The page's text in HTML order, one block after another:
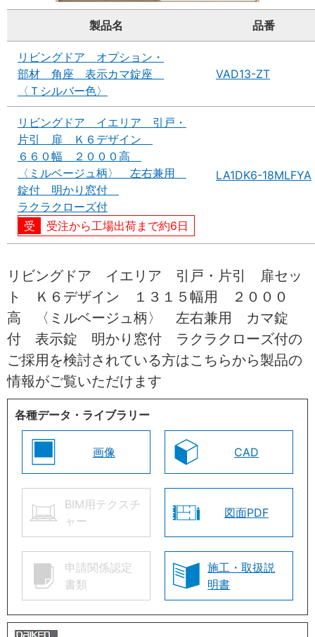
製品名 品番
リビングドア オプション・
部材 角座 表示カマ錠座
〈Ｔシルバー色〉
VAD13-ZT
リビングドア イエリア 引戸・
片引 扉 Ｋ６デザイン
６６０幅 ２０００高
〈ミルベージュ柄〉 左右兼用
錠付 明かり窓付
ラクラクローズ付
受注から工場出荷まで約6日
LA1DK6-18MLFYA
リビングドア イエリア 引戸・片引 扉セッ
ト Ｋ６デザイン １３１５幅用 ２０００
高 〈ミルベージュ柄〉 左右兼用 カマ錠
付 表示錠 明かり窓付 ラクラクローズ付の
ご採用を検討されている方はこちらから製品の
情報がご覧いただけます
各種データ・ライブラリー
画像 CAD
BIM用テクスチ
ャー
図面PDF
申請関係認定
書類
施工・取扱説
明書